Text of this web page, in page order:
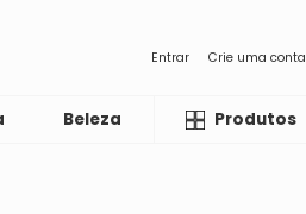
Entrar Crie uma conta
Beleza LiquidaProdutos